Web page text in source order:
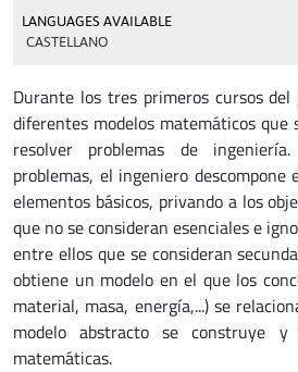
LANGUAGES AVAILABLE
CASTELLANO
Durante los tres primeros cursos
diferentes modelos matemáticos que
resolver problemas de
problemas, el ingeniero
elementos básicos, privando a los
que no se consideran esenciales e
entre ellos que se consideran
obtiene un modelo en el que los
material, masa, energía,...) se
modelo abstracto se construye y
matemáticas.